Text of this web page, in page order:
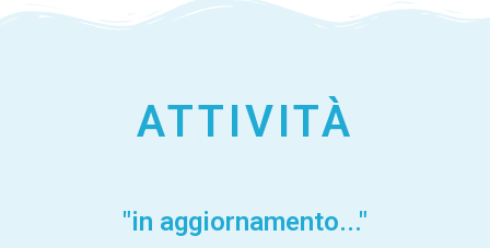
ATTIVITÀ
"in aggiornamento..."